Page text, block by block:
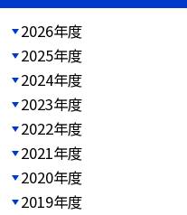
2026年度
2025年度
2024年度
2023年度
2022年度
2021年度
2020年度
2019年度